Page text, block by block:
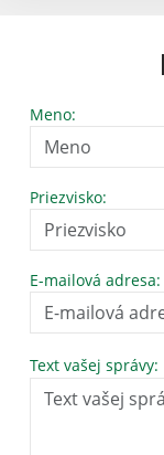
Meno:
Priezvisko:
E-mailová adresa:
Text vašej správy: